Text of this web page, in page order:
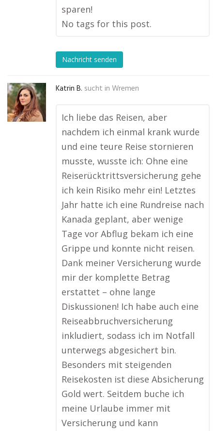
sparen!
No tags for this post.
Nachricht senden
Katrin B. sucht in Wremen
Ich liebe das Reisen, aber
nachdem ich einmal krank wurde
und eine teure Reise stornieren
musste, wusste ich: Ohne eine
Reiserücktrittsversicherung gehe
ich kein Risiko mehr ein! Letztes
Jahr hatte ich eine Rundreise nach
Kanada geplant, aber wenige
Tage vor Abflug bekam ich eine
Grippe und konnte nicht reisen.
Dank meiner Versicherung wurde
mir der komplette Betrag
erstattet – ohne lange
Diskussionen! Ich habe auch eine
Reiseabbruchversicherung
inkludiert, sodass ich im Notfall
unterwegs abgesichert bin.
Besonders mit steigenden
Reisekosten ist diese Absicherung
Gold wert. Seitdem buche ich
meine Urlaube immer mit
Versicherung und kann